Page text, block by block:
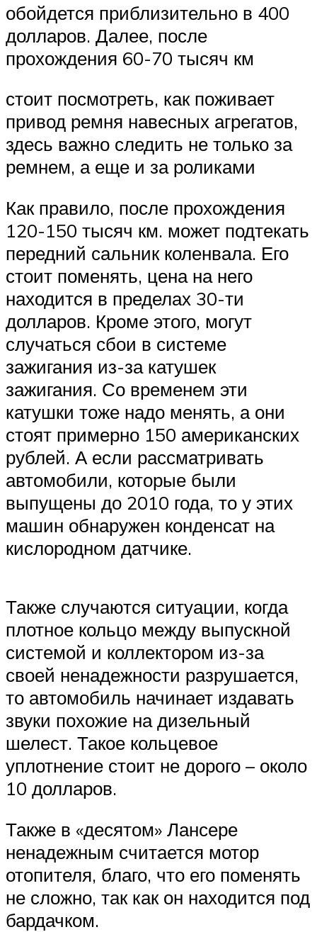
обойдется приблизительно в 400
долларов. Далее, после
прохождения 60-70 тысяч км
стоит посмотреть, как поживает
привод ремня навесных агрегатов,
здесь важно следить не только за
ремнем, а еще и за роликами
Как правило, после прохождения
120-150 тысяч км. может подтекать
передний сальник коленвала. Его
стоит поменять, цена на него
находится в пределах 30-ти
долларов. Кроме этого, могут
случаться сбои в системе
зажигания из-за катушек
зажигания. Со временем эти
катушки тоже надо менять, а они
стоят примерно 150 американских
рублей. А если рассматривать
автомобили, которые были
выпущены до 2010 года, то у этих
машин обнаружен конденсат на
кислородном датчике.
Также случаются ситуации, когда
плотное кольцо между выпускной
системой и коллектором из-за
своей ненадежности разрушается,
то автомобиль начинает издавать
звуки похожие на дизельный
шелест. Такое кольцевое
уплотнение стоит не дорого – около
10 долларов.
Также в «десятом» Лансере
ненадежным считается мотор
отопителя, благо, что его поменять
не сложно, так как он находится под
бардачком.